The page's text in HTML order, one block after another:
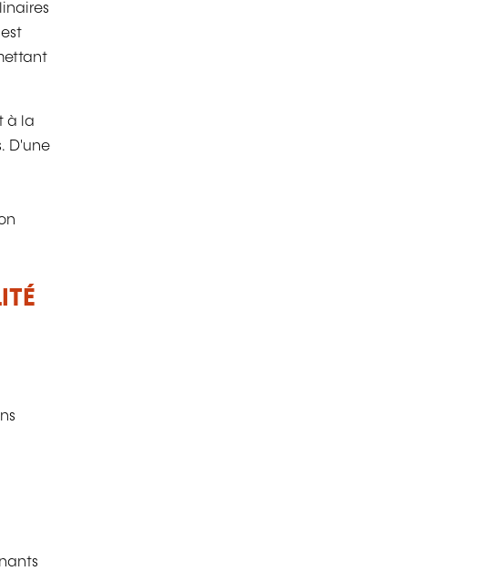
à la
D'une